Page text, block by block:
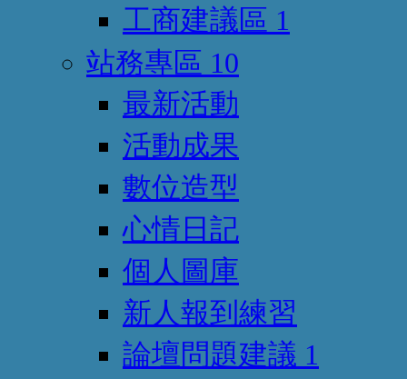
工商建議區 1
站務專區 10
最新活動
活動成果
數位造型
心情日記
個人圖庫
新人報到練習
論壇問題建議 1